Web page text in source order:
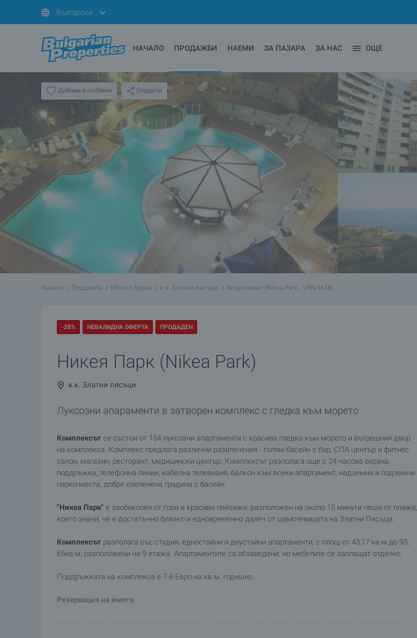
Български
НАЧАЛО ПРОДАЖБИ НАЕМИ ЗА ПАЗАРА ЗА НАС ОЩЕ
Добави в любими Сподели
Начало Продажба Област Варна к.к. Златни пясъци Апартамент (Nikea Park - VRN 4678)
-28% НЕВАЛИДНА ОФЕРТА ПРОДАДЕН
Никея Парк (Nikea Park)
к.к. Златни пясъци
Луксозни апараменти в затворен комплекс с гледка към морето
Комплексът се състои от 154 луксозни апартаменти с красива гледка към морето и вътрешния двор
на комплекса. Комплекс предлага различни развлечения - голям басейн с бар, СПА център и фитнес
салон, магазин, ресторант, медицински център. Комплексът разполага още с 24 часова охрана,
поддръжка, телефонна линии, кабелна телевизия, балкон към всеки апартамент, надземни и подземни
парко-места, добре озеленена градина с басейн.
"Никеа Парк" е заобиколен от гори и красиви пейзажи, разположен на около 15 минути пеша от плажа,
което значи, че е достатъчно близко и едновременно далеч от шумотевицата на Златни Пясъци.
Комплексът разполага със студия, едностайни и двустайни апартаменти, с площ от 43,17 кв.м до 93,
65кв.м, разположени на 9 етажа. Апартаментите са обзаведени, но мебелите се заплащат отделно.
Поддръжката на комплекса е 7-8 Евро на кв.м. годишно.
Резервация на имота